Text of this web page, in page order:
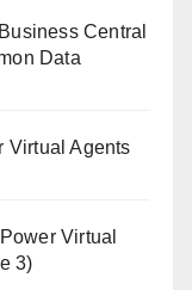
Central
Data
Virtual Agents
Virtual
3)